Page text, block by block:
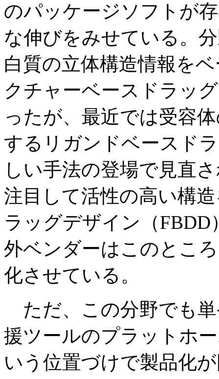
のパッケージソフトが
な伸びをみせている。
白質の立体構造情報を
クチャーベースドラッ
ったが、最近では受容
するリガンドベースド
しい手法の登場で見直
注目して活性の高い構
ラッグデザイン（
外ベンダーはこのとこ
化させている。
ただ、この分野でも
援ツールのプラットホ
いう位置づけで製品化